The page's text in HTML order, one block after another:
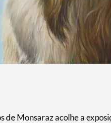
Monsaraz acolhe a